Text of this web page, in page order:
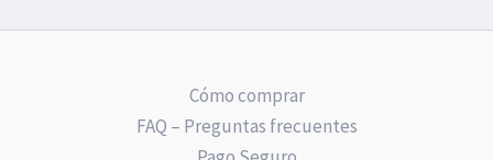
Cómo comprar
FAQ – Preguntas frecuentes